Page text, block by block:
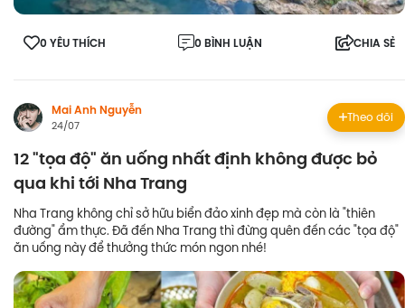
0 YÊU THÍCH 0 BÌNH LUẬN CHIA SẺ
Mai Anh Nguyễn
24/07
Theo dõi
12 "tọa độ" ăn uống nhất định không được bỏ
qua khi tới Nha Trang
Nha Trang không chỉ sở hữu biển đảo xinh đẹp mà còn là "thiên
đường" ẩm thực. Đã đến Nha Trang thì đừng quên đến các "tọa độ"
ăn uống này để thưởng thức món ngon nhé!